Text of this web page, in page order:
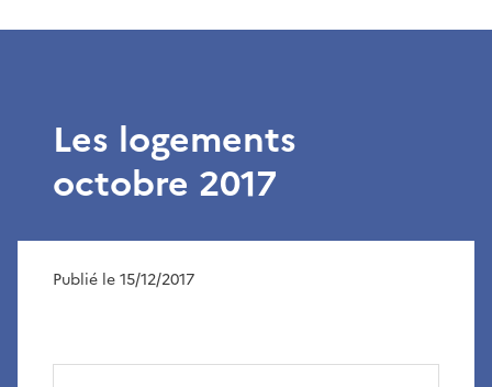
Les logements
octobre 2017
Publié le 15/12/2017